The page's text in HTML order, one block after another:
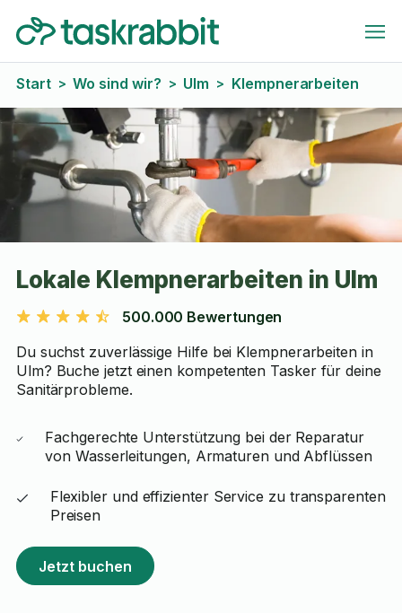
Start > Wo sind wir? > Ulm > Klempnerarbeiten
Lokale Klempnerarbeiten in Ulm
500.000 Bewertungen
Du suchst zuverlässige Hilfe bei Klempnerarbeiten in
Ulm? Buche jetzt einen kompetenten Tasker für deine
Sanitärprobleme.
Fachgerechte Unterstützung bei der Reparatur
von Wasserleitungen, Armaturen und Abflüssen
Flexibler und effizienter Service zu transparenten
Preisen
Jetzt buchen